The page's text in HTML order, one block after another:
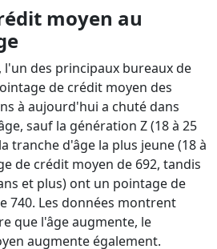
moyen au
l'un des principaux bureaux de
de crédit moyen des
à aujourd'hui a chuté dans
sauf la génération Z (18 à 25
tranche d'âge la plus jeune (18 à
de crédit moyen de 692, tandis
et plus) ont un pointage de
740. Les données montrent
que l'âge augmente, le
augmente également.